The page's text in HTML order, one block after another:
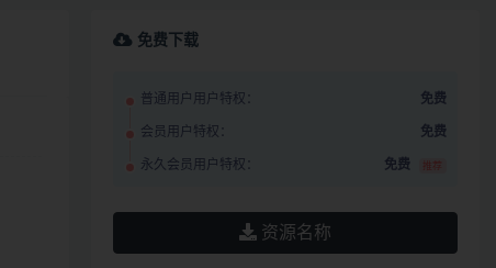
免费下载
普通用户用户特权： 免费
会员用户特权： 免费
永久会员用户特权： 免费 推荐
资源名称